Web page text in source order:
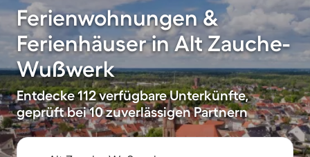
Ferienwohnungen &
Ferienhäuser in Alt Zauche-
Wußwerk
Entdecke 112 verfügbare Unterkünfte,
geprüft bei 10 zuverlässigen Partnern